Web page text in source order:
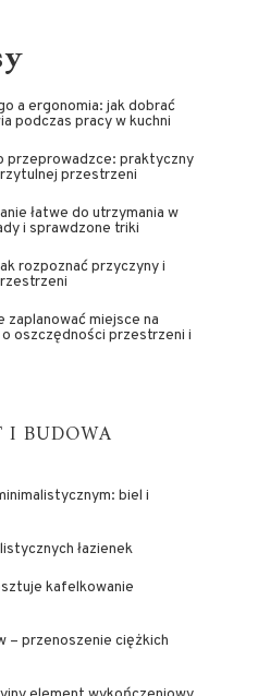
a ergonomia: jak dobrać
podczas pracy w kuchni
przeprowadzce: praktyczny
przestrzeni
łatwe do utrzymania w
i sprawdzone triki
rozpoznać przyczyny i
miejsce na
oszczędności przestrzeni i
I BUDOWA
biel i
łazienek
kafelkowanie
– przenoszenie ciężkich